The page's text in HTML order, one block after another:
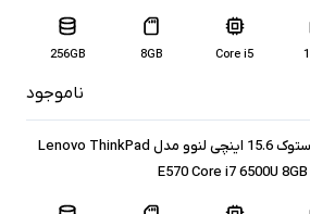
Core i5
8GB
256GB
ناموجود
لپ تاپ استوک 15.6 اینچی لنوو مدل Lenovo ThinkPad
E570 Core i7 6500U